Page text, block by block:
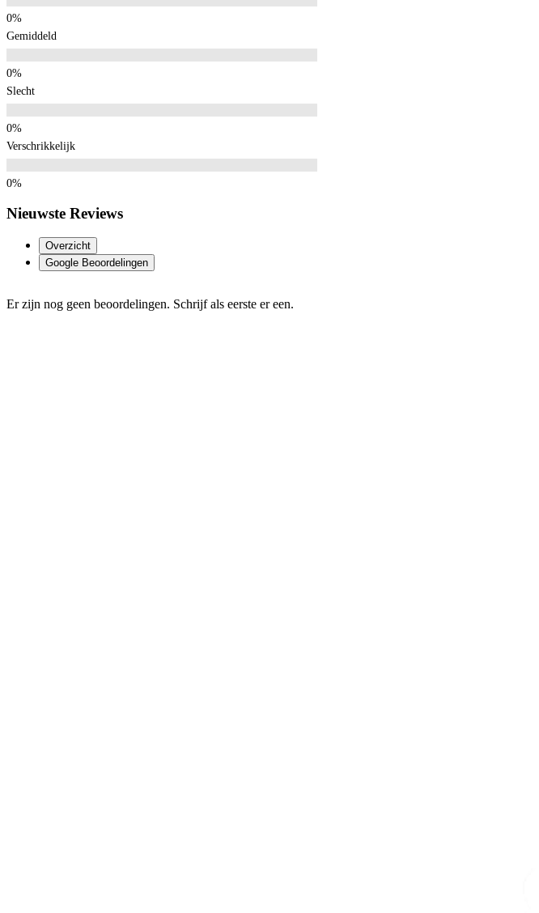
Gemiddeld
Slecht
Verschrikkelijk
Nieuwste Reviews
Overzicht
Google Beoordelingen
Er zijn nog geen beoordelingen. Schrijf als eerste er een.